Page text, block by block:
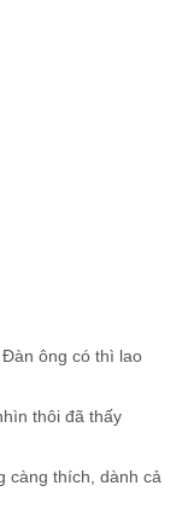
ông có thì lao
thôi đã thấy
càng thích, dành cả